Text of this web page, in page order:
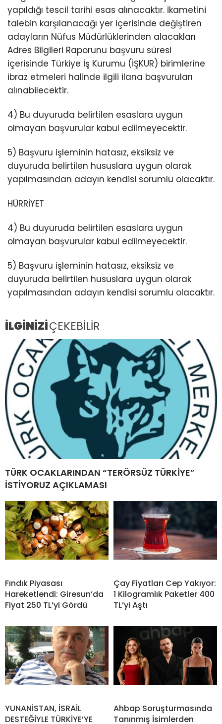
yapıldığı tescil tarihi esas alınacaktır. İkametini
talebin karşılanacağı yer içerisinde değiştiren
adayların Nüfus Müdürlüklerinden alacakları
Adres Bilgileri Raporunu başvuru süresi
içerisinde Türkiye İş Kurumu (İŞKUR) birimlerine
ibraz etmeleri halinde ilgili ilana başvuruları
alınabilecektir.
4) Bu duyuruda belirtilen esaslara uygun
olmayan başvurular kabul edilmeyecektir.
5) Başvuru işleminin hatasız, eksiksiz ve
duyuruda belirtilen hususlara uygun olarak
yapılmasından adayın kendisi sorumlu olacaktır.
HÜRRİYET
4) Bu duyuruda belirtilen esaslara uygun
olmayan başvurular kabul edilmeyecektir.
5) Başvuru işleminin hatasız, eksiksiz ve
duyuruda belirtilen hususlara uygun olarak
yapılmasından adayın kendisi sorumlu olacaktır.
İLGİNİZİÇEKEBİLİR
TÜRK OCAKLARINDAN “TERÖRSÜZ TÜRKİYE”
İSTİYORUZ AÇIKLAMASI
Fındık Piyasası
Hareketlendi: Giresun’da
Fiyat 250 TL’yi Gördü
Çay Fiyatları Cep Yakıyor:
1 Kilogramlık Paketler 400
TL’yi Aştı
YUNANİSTAN, İSRAİL
DESTEĞİYLE TÜRKİYE’YE
Ahbap Soruşturmasında
Tanınmış İsimlerden